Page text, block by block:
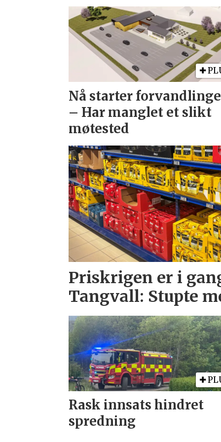
Nå starter
– Har manglet et slikt
møtested
Priskrigen er i
Tangvall: Stupte
Rask innsats hindret
spredning